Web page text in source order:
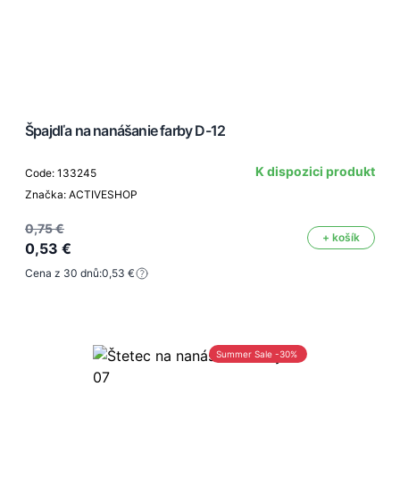
Špajdľa na nanášanie farby D-12
Code: 133245
Značka: ACTIVESHOP
K dispozici produkt
0,75 €
0,53 €
+ košík
Cena z 30 dnů:0,53 €
Summer Sale -30%